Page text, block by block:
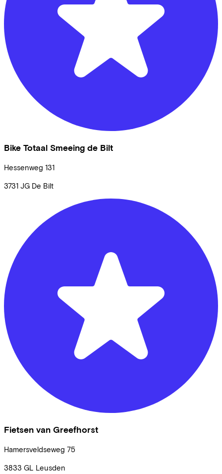
Bike Totaal Smeeing de Bilt
Hessenweg 131
3731 JG De Bilt
Fietsen van Greefhorst
Hamersveldseweg 75
3833 GL Leusden